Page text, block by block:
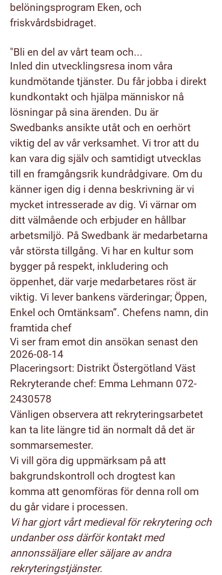
belöningsprogram Eken, och
friskvårdsbidraget.
"Bli en del av vårt team och...
Inled din utvecklingsresa inom våra
kundmötande tjänster. Du får jobba i direkt
kundkontakt och hjälpa människor nå
lösningar på sina ärenden. Du är
Swedbanks ansikte utåt och en oerhört
viktig del av vår verksamhet. Vi tror att du
kan vara dig själv och samtidigt utvecklas
till en framgångsrik kundrådgivare. Om du
känner igen dig i denna beskrivning är vi
mycket intresserade av dig. Vi värnar om
ditt välmående och erbjuder en hållbar
arbetsmiljö. På Swedbank är medarbetarna
vår största tillgång. Vi har en kultur som
bygger på respekt, inkludering och
öppenhet, där varje medarbetares röst är
viktig. Vi lever bankens värderingar; Öppen,
Enkel och Omtänksam”. Chefens namn, din
framtida chef
Vi ser fram emot din ansökan senast den
2026-08-14
Placeringsort: Distrikt Östergötland Väst
Rekryterande chef: Emma Lehmann 072-
2430578
Vänligen observera att rekryteringsarbetet
kan ta lite längre tid än normalt då det är
sommarsemester.
Vi vill göra dig uppmärksam på att
bakgrundskontroll och drogtest kan
komma att genomföras för denna roll om
du går vidare i processen.
Vi har gjort vårt medieval för rekrytering och
undanber oss därför kontakt med
annonssäljare eller säljare av andra
rekryteringstjänster.